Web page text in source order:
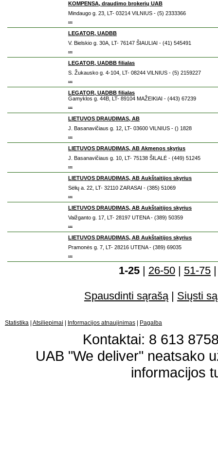
KOMPENSA, draudimo brokerių UAB
Mindaugo g. 23, LT- 03214 VILNIUS - (5) 2333366
...
LEGATOR, UADBB
V. Bielskio g. 30A, LT- 76147 ŠIAULIAI - (41) 545491
...
LEGATOR, UADBB filialas
S. Žukausko g. 4-104, LT- 08244 VILNIUS - (5) 2159227
...
LEGATOR, UADBB filialas
Gamyklos g. 44B, LT- 89104 MAŽEIKIAI - (443) 67239
...
LIETUVOS DRAUDIMAS, AB
J. Basanavičiaus g. 12, LT- 03600 VILNIUS - () 1828
...
LIETUVOS DRAUDIMAS, AB Akmenos skyrius
J. Basanavičiaus g. 10, LT- 75138 ŠILALĖ - (449) 51245
...
LIETUVOS DRAUDIMAS, AB Aukštaitijos skyrius
Sėlių a. 22, LT- 32110 ZARASAI - (385) 51069
...
LIETUVOS DRAUDIMAS, AB Aukštaitijos skyrius
Vaižganto g. 17, LT- 28197 UTENA - (389) 50359
...
LIETUVOS DRAUDIMAS, AB Aukštaitijos skyrius
Pramonės g. 7, LT- 28216 UTENA - (389) 69035
...
1-25 | 26-50 | 51-75
Spausdinti sąrašą| Siųsti
Statistika Atsiliepimai Informacijos atnaujinimas Pagalba
Kontaktai: 8 613
UAB "We deliver" neatsako
informacijos